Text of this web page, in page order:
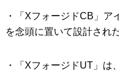
・「XフォージドCB」ア
を念頭に置いて設計され
・「XフォージドUT」は
Our Team 私たちのチー
Our Mission